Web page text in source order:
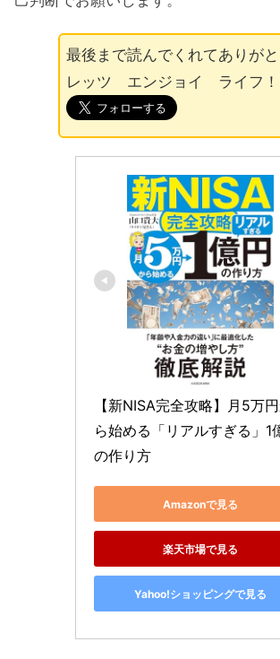
最後まで読んでくれてありがと
レッツ エンジョイ ライフ！
【新NISA完全攻略】月5万
ら始める「リアルすぎる」1
の作り方
Amazonで見る
楽天市場で見る
Yahoo!ショッピングで見る